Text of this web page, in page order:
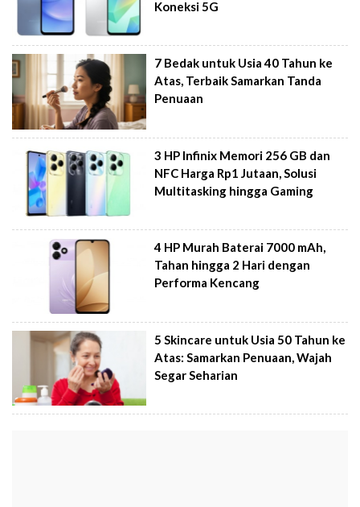
Koneksi 5G
7 Bedak untuk Usia 40 Tahun ke
Atas, Terbaik Samarkan Tanda
Penuaan
3 HP Infinix Memori 256 GB dan
NFC Harga Rp1 Jutaan, Solusi
Multitasking hingga Gaming
4 HP Murah Baterai 7000 mAh,
Tahan hingga 2 Hari dengan
Performa Kencang
5 Skincare untuk Usia 50 Tahun ke
Atas: Samarkan Penuaan, Wajah
Segar Seharian